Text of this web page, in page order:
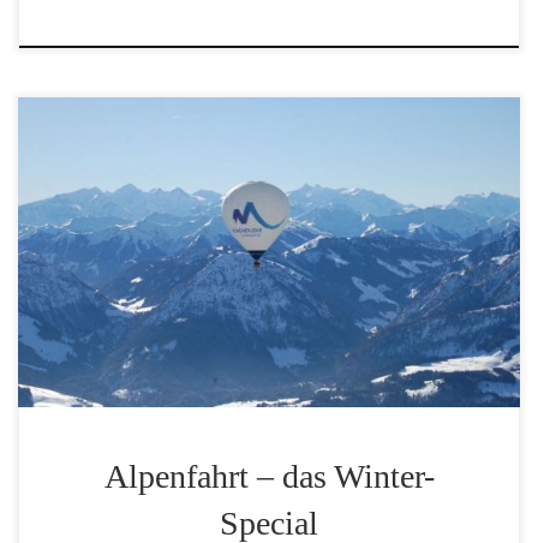
hauptsächlich im Januar und Februar, durch. Wir
starten in den Bergen, meist im Gebiet des
Kaisergebirges oder auch bei jährlichen Ballontreffen
in der Region und lassen uns zusammen mit mehreren
anderen Ballonen über die Gipfel der Alpen treiben.
Alpenfahrt – das Winter-
Special